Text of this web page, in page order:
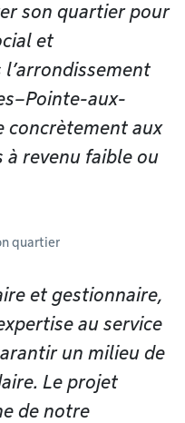
son quartier pour
et
aux-
concrètement aux
à revenu faible ou
quartier
et gestionnaire,
au service
un milieu de
Le projet
de notre